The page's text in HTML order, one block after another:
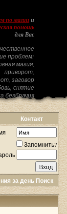
по магиии
помощь
для Вас
проблем:
магия,
приворот,
заговор
снятие
безбрачия
Контакт
Запомнить?
за день Поиск